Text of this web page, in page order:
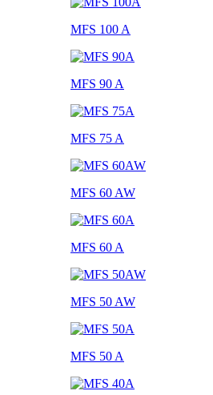
MFS 100 A
MFS 90 A
MFS 75 A
MFS 60 AW
MFS 60 A
MFS 50 AW
MFS 50 A